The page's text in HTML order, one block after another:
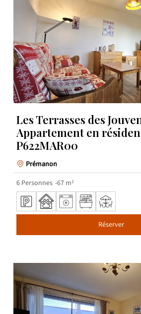
Les Terrasses des
Appartement en
P622MAR00
Prémanon
6 Personnes 67 m²
Réserver